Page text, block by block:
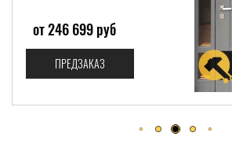
от 246 699 руб
ПРЕДЗАКАЗ